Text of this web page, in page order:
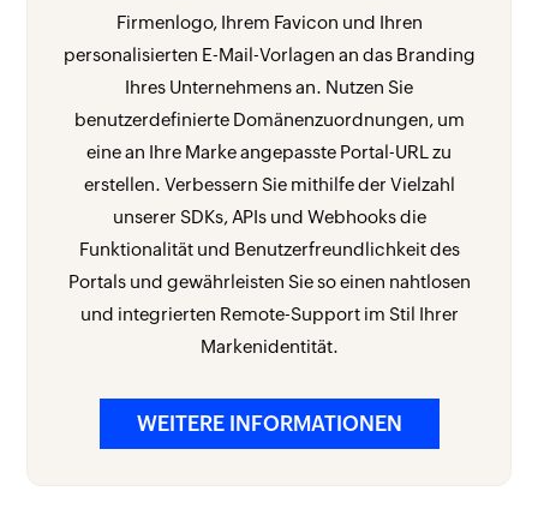
Firmenlogo, Ihrem Favicon und Ihren
personalisierten E-Mail-Vorlagen an das Branding
Ihres Unternehmens an. Nutzen Sie
benutzerdefinierte Domänenzuordnungen, um
eine an Ihre Marke angepasste Portal-URL zu
erstellen. Verbessern Sie mithilfe der Vielzahl
unserer SDKs, APIs und Webhooks die
Funktionalität und Benutzerfreundlichkeit des
Portals und gewährleisten Sie so einen nahtlosen
und integrierten Remote-Support im Stil Ihrer
Markenidentität.
WEITERE INFORMATIONEN